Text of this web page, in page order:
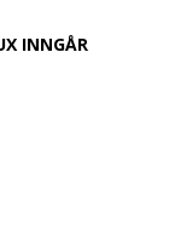
INNGÅR